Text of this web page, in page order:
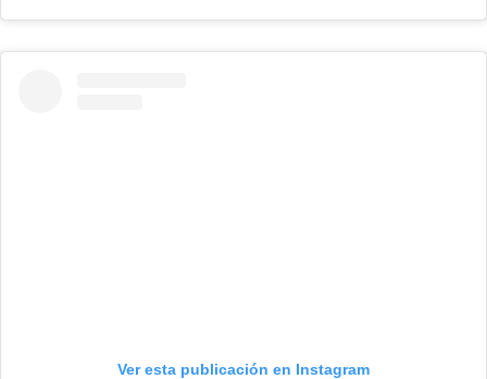
Ver esta publicación en Instagram